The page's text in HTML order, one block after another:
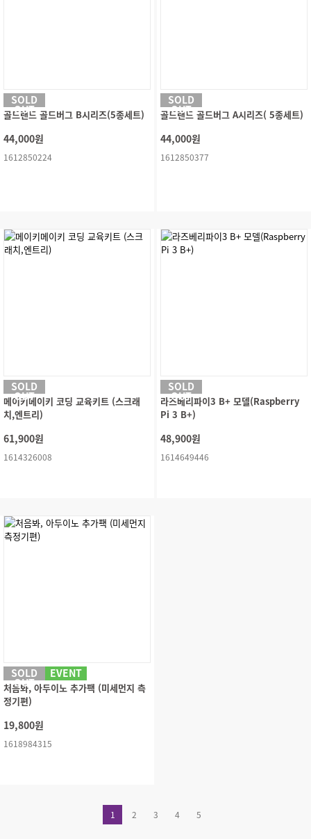
SOLD
OUT
골드랜드 골드버그 B시리즈(5종세트)
44,000원
1612850224
SOLD
OUT
골드랜드 골드버그 A시리즈( 5종세트)
44,000원
1612850377
SOLD
OUT
메이키메이키 코딩 교육키트 (스크래
치,엔트리)
61,900원
1614326008
SOLD
OUT
라즈베리파이3 B+ 모델(Raspberry
Pi 3 B+)
48,900원
1614649446
SOLD
OUT
EVENT
처음봐, 아두이노 추가팩 (미세먼지 측
정기편)
19,800원
1618984315
1 2 3 4 5